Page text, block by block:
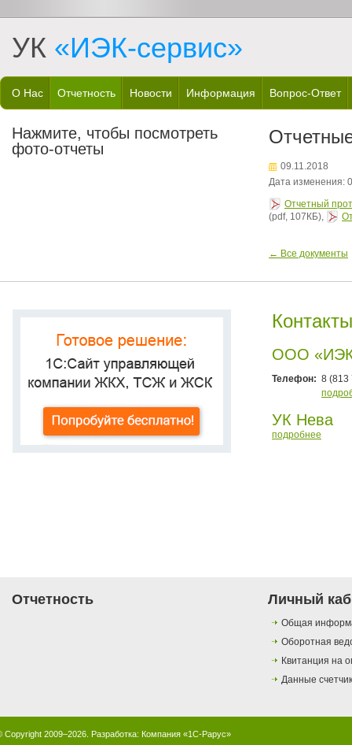
УК «ИЭК-сервис»
О Нас Отчетность Новости Информация Вопрос-Ответ
Нажмите, чтобы посмотреть
фото-отчеты
09.11.2018
Дата изменения:
Отчетный
(pdf, 107КБ),
← Все документы
Контакты
ООО
Телефон: 8 (813
УК Нева
подробнее
Отчетность Личный
Общая
Оборотная
Квитанция на
Данные
Copyright 2009–2026. Разработка: Компания «1С-Рарус»